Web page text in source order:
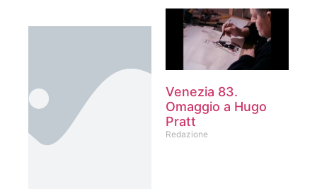
Venezia 83.
Omaggio a Hugo
Pratt
Redazione